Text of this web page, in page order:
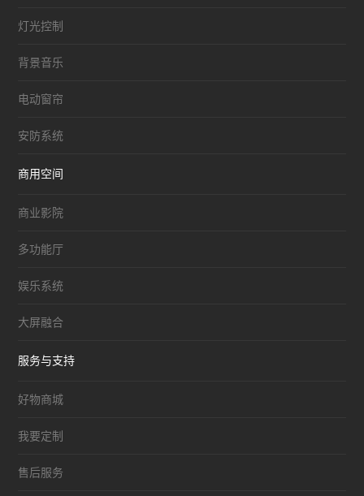
灯光控制
背景音乐
电动窗帘
安防系统
商用空间
商业影院
多功能厅
娱乐系统
大屏融合
服务与支持
好物商城
我要定制
售后服务